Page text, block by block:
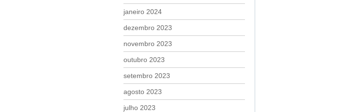
janeiro 2024
dezembro 2023
novembro 2023
outubro 2023
setembro 2023
agosto 2023
julho 2023